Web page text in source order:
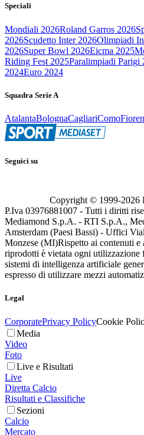
Speciali
Mondiali 2026Roland Garros 2026
2026Scudetto Inter 2026Olimpiadi
2026Super Bowl 2026Eicma 2025
Riding Fest 2025Paralimpiadi Parigi
2024Euro 2024
Squadra Serie A
AtalantaBolognaCagliariComo
Seguici su
Copyright © 1999-2026
P.Iva 03976881007 - Tutti i diritti
Mediamond S.p.A. - RTI S.p.A.,
Amsterdam (Paesi Bassi) - Uffici
Monzese (MI)Rispetto ai contenuti e
riprodotti è vietata ogni utilizzazione
sistemi di intelligenza artificiale
espresso di utilizzare mezzi
Legal
CorporatePrivacy PolicyCookie
Media
Video
Foto
Live e Risultati
Live
Diretta Calcio
Risultati e Classifiche
Sezioni
Calcio
Mercato